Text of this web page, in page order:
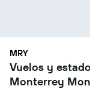
MRY
Vuelos y
Monterrey